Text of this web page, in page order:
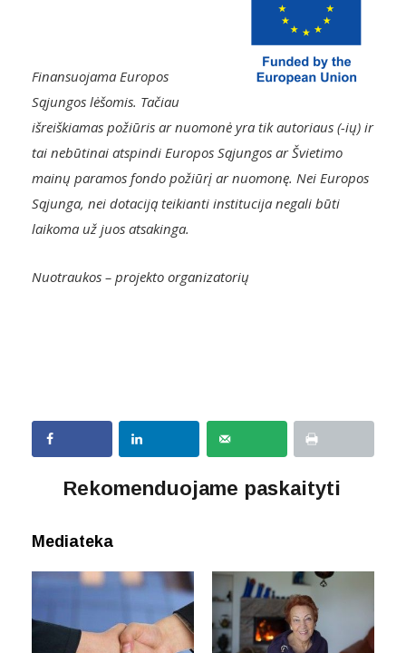
Finansuojama Europos
Sąjungos lėšomis. Tačiau
išreiškiamas požiūris ar nuomonė yra tik autoriaus (-ių) ir
tai nebūtinai atspindi Europos Sąjungos ar Švietimo
mainų paramos fondo požiūrį ar nuomonę. Nei Europos
Sąjunga, nei dotaciją teikianti institucija negali būti
laikoma už juos atsakinga.
Nuotraukos – projekto organizatorių
Rekomenduojame paskaityti
Mediateka